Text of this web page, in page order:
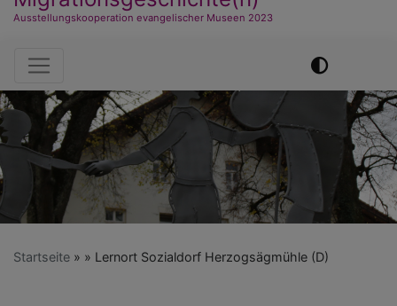
Ausstellungskooperation evangelischer Museen 2023
Hauptnavigation
Startseite Lernort Sozialdorf Herzogsägmühle (D)